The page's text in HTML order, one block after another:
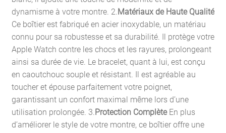
dynamisme à votre montre. 2.Matériaux de Haute Qualité
Ce boîtier est fabriqué en acier inoxydable, un matériau
connu pour sa robustesse et sa durabilité. Il protège votre
Apple Watch contre les chocs et les rayures, prolongeant
ainsi sa durée de vie. Le bracelet, quant à lui, est conçu
en caoutchouc souple et résistant. Il est agréable au
toucher et épouse parfaitement votre poignet,
garantissant un confort maximal même lors d’une
utilisation prolongée. 3.Protection ComplèteEn plus
d’améliorer le style de votre montre, ce boîtier offre une